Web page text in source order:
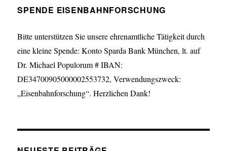
SPENDE EISENBAHNFORSCHUNG
Bitte unterstützen Sie unsere ehrenamtliche Tätigkeit durch
eine kleine Spende: Konto Sparda Bank München, lt. auf
Dr. Michael Populorum # IBAN:
DE34700905000002553732, Verwendungszweck:
„Eisenbahnforschung“. Herzlichen Dank!